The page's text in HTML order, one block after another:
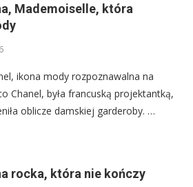
Mademoiselle, która
ikona mody rozpoznawalna na
Chanel, była francuską projektantką,
oblicze damskiej garderoby. …
rocka, która nie kończy